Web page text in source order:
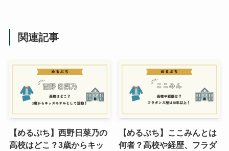
関連記事
【めるぷち】西野日菜乃の
高校はどこ？3歳からキッ
【めるぷち】ここみんとは
何者？高校や経歴、フラダ